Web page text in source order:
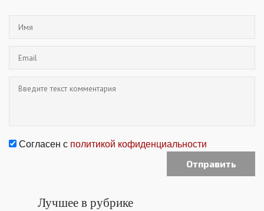
Согласен с политикой кофиденциальности
Лучшее в рубрике